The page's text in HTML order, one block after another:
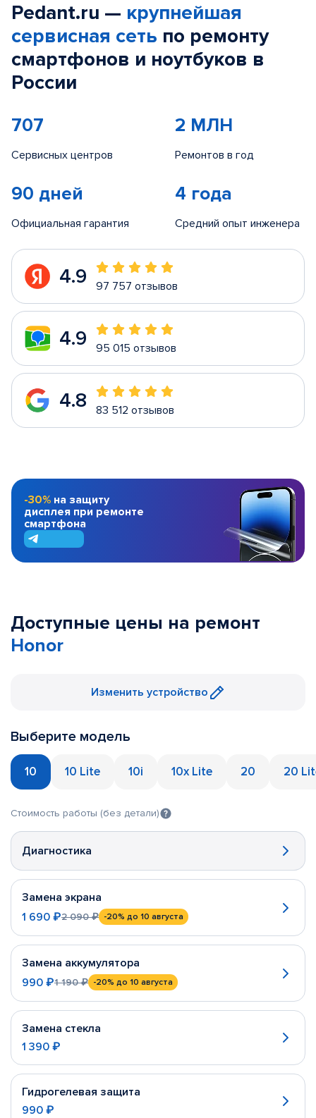
Pedant.ru — крупнейшая
сервисная сеть по ремонту
смартфонов и ноутбуков в
России
707
Сервисных центров
2 МЛН
Ремонтов в год
90 дней
Официальная гарантия
4 года
Средний опыт инженера
4.9 97 757 отзывов
4.9 95 015 отзывов
4.8 83 512 отзывов
-30% на защиту
дисплея при ремонте
смартфона
Доступные цены на ремонт
Honor
Изменить устройство
Выберите модель
10 10 Lite 10i 10x Lite 20 20
Стоимость работы (без детали)
Диагностика
Замена экрана
1 690 ₽2 090 ₽ -20% до 10 августа
Замена аккумулятора
990 ₽1 190 ₽ -20% до 10 августа
Замена стекла
1 390 ₽
Гидрогелевая защита
990 ₽